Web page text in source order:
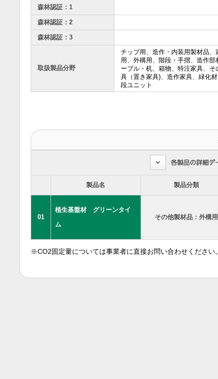
森林認証：1
森林認証：2
森林認証：3
取扱製品分野
チップ用、造作・内装用製材品、
用、外構用、階段・手摺、造作部
ーブル・机、箱物、特注家具、そ
具（置き家具)、造作家具、緑化
段ユニット
製品名 製品分類
01
植生基盤材 グリーンタイ
ム
その他製材品：外構用
※CO2固定量については事業者に直接お問い合わせください